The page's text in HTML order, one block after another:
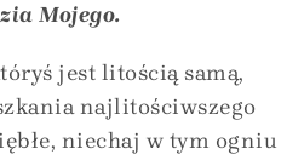
Mojego.
jest litością samą,
najlitościwszego
niechaj w tym ogniu